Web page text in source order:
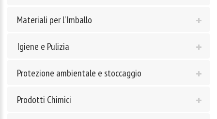
Materiali per l'Imballo
Igiene e Pulizia
Protezione ambientale e stoccaggio
Prodotti Chimici